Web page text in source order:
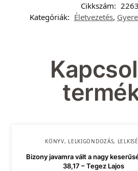
Cikkszám:
Kategóriák: Életvezetés,
KÖNYV, LELKIGONDOZÁS,
Bizony javamra vált a nagy
38,17 – Tegez Lajos